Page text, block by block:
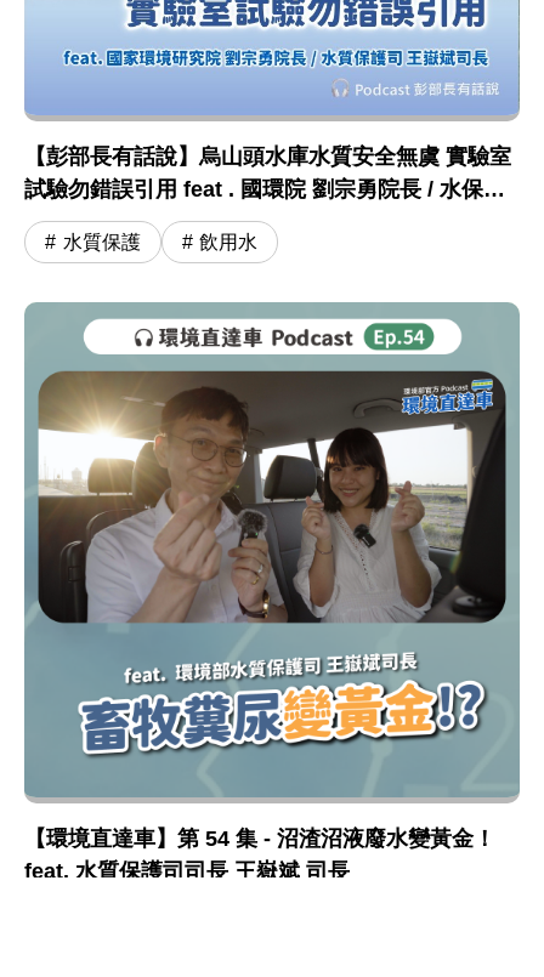
【彭部長有話說】烏山頭水庫水質安全無虞 實驗室
試驗勿錯誤引用 feat . 國環院 劉宗勇院長 / 水保司
王嶽斌司長
水質保護 飲用水
【環境直達車】第 54 集 - 沼渣沼液廢水變黃金！
feat. 水質保護司司長 王嶽斌 司長